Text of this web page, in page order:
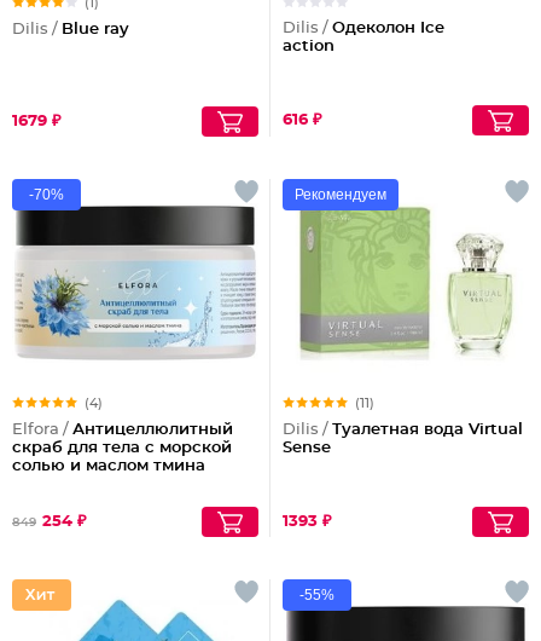
(1)
Dilis / Blue ray
1679 ₽
Dilis / Одеколон Ice
action
616 ₽
-70%
(4)
Elfora / Антицеллюлитный
скраб для тела с морской
солью и маслом тмина
849 254 ₽
Рекомендуем
(11)
Dilis / Туалетная вода Virtual
Sense
1393 ₽
-55%